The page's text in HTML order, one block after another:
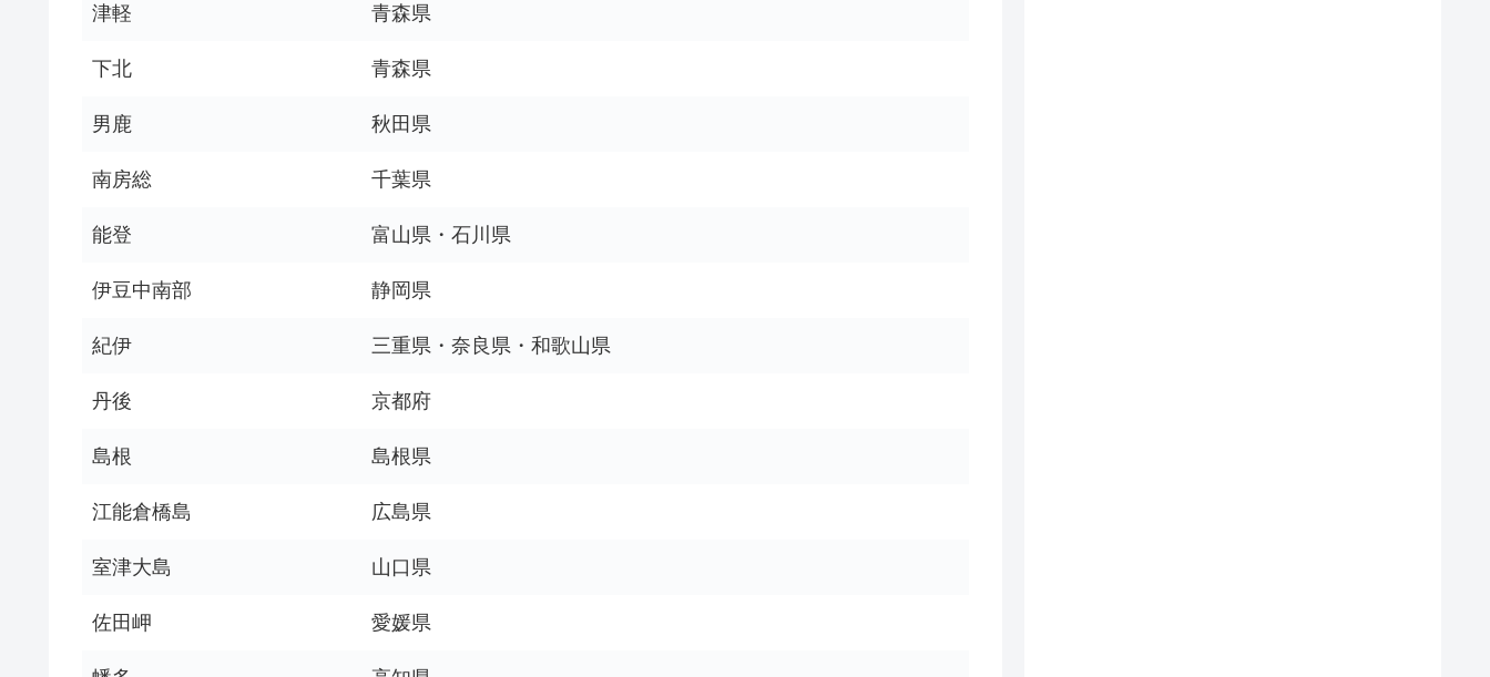
津軽 青森県
下北 青森県
男鹿 秋田県
南房総 千葉県
能登 富山県・石川県
伊豆中南部 静岡県
紀伊 三重県・奈良県・和歌山県
丹後 京都府
島根 島根県
江能倉橋島 広島県
室津大島 山口県
佐田岬 愛媛県